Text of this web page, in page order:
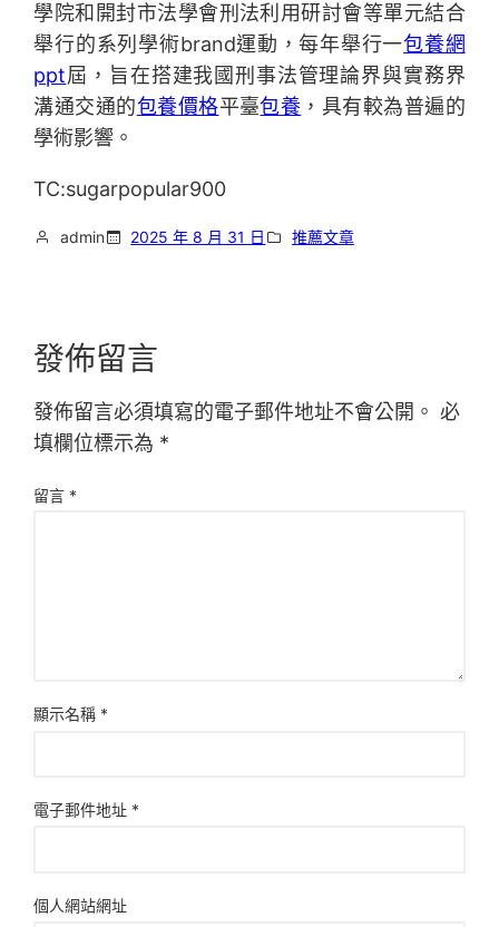
學院和開封市法學會刑法利用研討會等單元結合
舉行的系列學術brand運動，每年舉行一包養網
ppt屆，旨在搭建我國刑事法管理論界與實務界
溝通交通的包養價格平臺包養 ，具有較為普遍的
學術影響。
TC:sugarpopular900
admin 2025 年 8 月 31 日 推薦文章
發佈留言
發佈留言必須填寫的電子郵件地址不會公開。 必
填欄位標示為 *
留言 *
顯示名稱 *
電子郵件地址 *
個人網站網址